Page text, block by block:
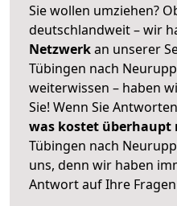
Sie wollen umziehen?
deutschlandweit – wir
Netzwerkan unserer
Tübingen nach
weiterwissen – haben
Sie! Wenn Sie
was kostet überhaupt
Tübingen nach
uns, denn wir haben
Antwort auf Ihre